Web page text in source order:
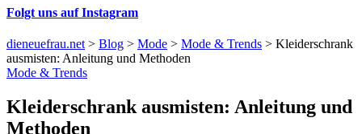
Folgt uns auf Instagram
dieneuefrau.net > Blog > Mode > Mode & Trends > Kleiderschrank
ausmisten: Anleitung und Methoden
Mode & Trends
Kleiderschrank ausmisten: Anleitung und
Methoden